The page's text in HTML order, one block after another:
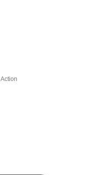
,Action